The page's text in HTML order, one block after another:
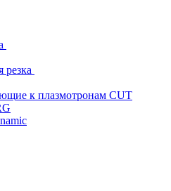
резка
к плазмотронам CUT